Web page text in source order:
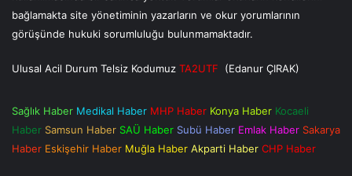
bağlamakta site yönetiminin yazarların ve okur yorumlarının
görüşünde hukuki sorumluluğu bulunmamaktadır.
Ulusal Acil Durum Telsiz Kodumuz TA2UTF (Edanur ÇIRAK)
Sağlık Haber Medikal Haber MHP Haber Konya Haber Kocaeli
Haber Samsun Haber SAÜ Haber Subü Haber Emlak Haber Sakarya
Haber Eskişehir Haber Muğla Haber Akparti Haber CHP Haber